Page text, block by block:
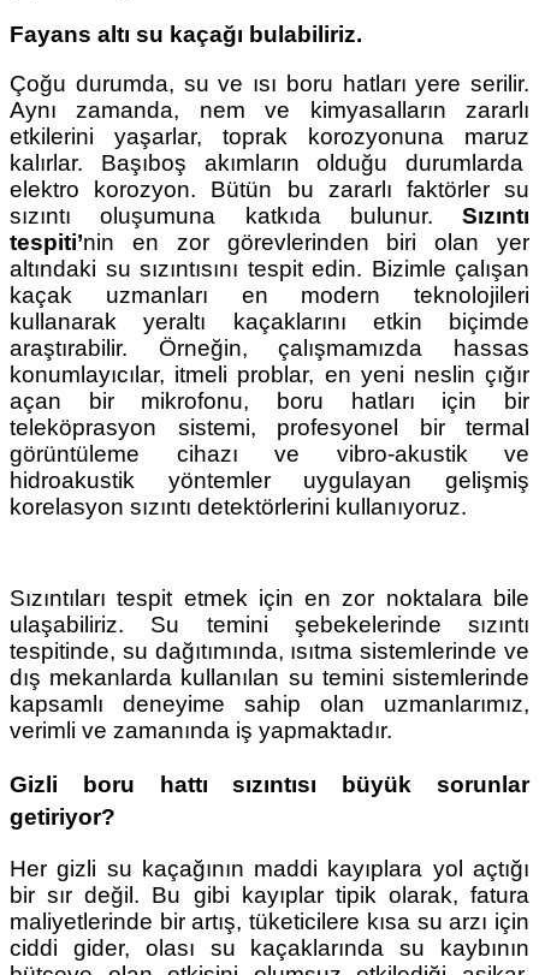
Fayans altı su kaçağı bulabiliriz.
Çoğu durumda, su ve ısı boru hatları yere serilir.
Aynı zamanda, nem ve kimyasalların zararlı
etkilerini yaşarlar, toprak korozyonuna maruz
kalırlar. Başıboş akımların olduğu durumlarda
elektro korozyon. Bütün bu zararlı faktörler su
sızıntı oluşumuna katkıda bulunur. Sızıntı
tespiti’nin en zor görevlerinden biri olan yer
altındaki su sızıntısını tespit edin. Bizimle çalışan
kaçak uzmanları en modern teknolojileri
kullanarak yeraltı kaçaklarını etkin biçimde
araştırabilir. Örneğin, çalışmamızda hassas
konumlayıcılar, itmeli problar, en yeni neslin çığır
açan bir mikrofonu, boru hatları için bir
teleköprasyon sistemi, profesyonel bir termal
görüntüleme cihazı ve vibro-akustik ve
hidroakustik yöntemler uygulayan gelişmiş
korelasyon sızıntı detektörlerini kullanıyoruz.
Sızıntıları tespit etmek için en zor noktalara bile
ulaşabiliriz. Su temini şebekelerinde sızıntı
tespitinde, su dağıtımında, ısıtma sistemlerinde ve
dış mekanlarda kullanılan su temini sistemlerinde
kapsamlı deneyime sahip olan uzmanlarımız,
verimli ve zamanında iş yapmaktadır.
Gizli boru hattı sızıntısı büyük sorunlar
getiriyor?
Her gizli su kaçağının maddi kayıplara yol açtığı
bir sır değil. Bu gibi kayıplar tipik olarak, fatura
maliyetlerinde bir artış, tüketicilere kısa su arzı için
ciddi gider, olası su kaçaklarında su kaybının